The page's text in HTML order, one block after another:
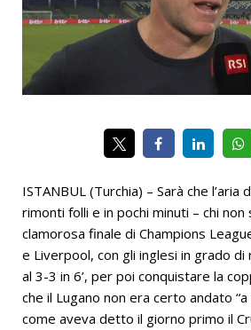
ISTANBUL (Turchia) – Sarà che l’aria
rimonti folli e in pochi minuti – chi non
clamorosa finale di Champions
e Liverpool, con gli inglesi in grado
al 3-3 in 6’, per poi conquistare la
che il Lugano non era certo andato “a
come aveva detto il giorno primo il